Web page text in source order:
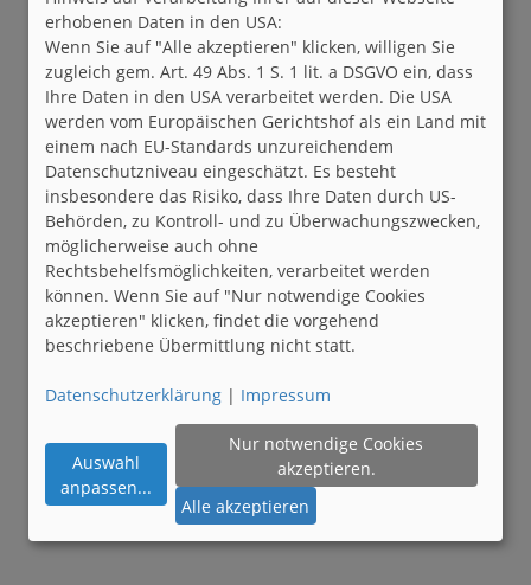
erhobenen Daten in den USA:
Wenn Sie auf "Alle akzeptieren" klicken, willigen Sie
zugleich gem. Art. 49 Abs. 1 S. 1 lit. a DSGVO ein, dass
Ihre Daten in den USA verarbeitet werden. Die USA
werden vom Europäischen Gerichtshof als ein Land mit
einem nach EU-Standards unzureichendem
Datenschutzniveau eingeschätzt. Es besteht
insbesondere das Risiko, dass Ihre Daten durch US-
Behörden, zu Kontroll- und zu Überwachungszwecken,
möglicherweise auch ohne
Rechtsbehelfsmöglichkeiten, verarbeitet werden
können. Wenn Sie auf "Nur notwendige Cookies
akzeptieren" klicken, findet die vorgehend
beschriebene Übermittlung nicht statt.
Datenschutzerklärung | Impressum
Auswahl
anpassen...
Nur notwendige Cookies
akzeptieren.
Alle akzeptieren